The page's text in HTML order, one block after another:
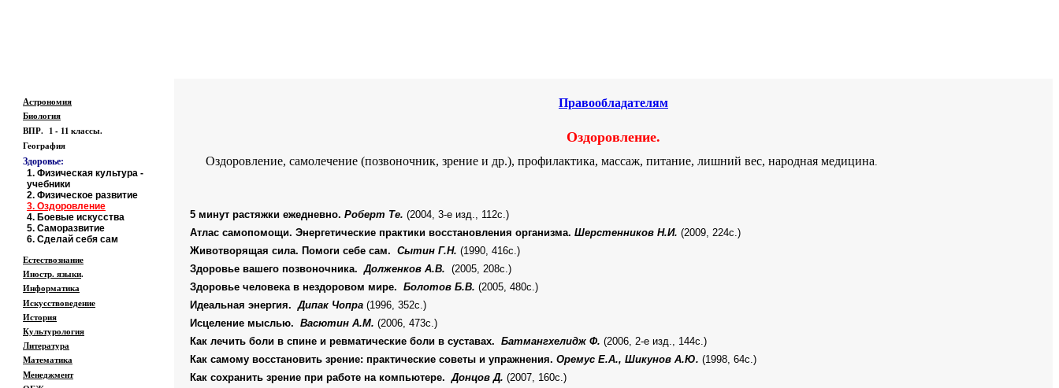
Правообладателям
Оздоровление.
Оздоровление, самолечение (позвоночник, зрение и др.), профилактика, массаж, питание, лишний вес, народная медицина.
5 минут растяжки ежедневно. Роберт Те. (2004, 3-е изд., 112с.)
Атлас самопомощи. Энергетические практики восстановления организма. Шерстенников Н.И. (2009, 224с.)
Животворящая сила. Помоги себе сам. Сытин Г.Н. (1990, 416с.)
Здоровье вашего позвоночника. Долженков А.В. (2005, 208с.)
Здоровье человека в нездоровом мире. Болотов Б.В. (2005, 480с.)
Идеальная энергия.Дипак Чопра (1996, 352с.)
Исцеление мыслью. Васютин А.М. (2006, 473с.)
Как лечить боли в спине и ревматические боли в суставах. Батмангхелидж Ф. (2006, 2-е изд., 144с.)
Как самому восстановить зрение: практические советы и упражнения. Оремус Е.А., Шикунов А.Ю. (1998, 64с.)
Как сохранить зрение при работе на компьютере.Донцов Д. (2007, 160с.)
Астрономия
Биология
ВПР. 1 - 11 классы.
География
Здоровье:
1. Физическая культура -
учебники
2. Физическое развитие
3. Оздоровление
4. Боевые искусства
5. Саморазвитие
6. Сделай себя сам
Естествознание
Иностр. языки.
Информатика
Искусствоведение
История
Культурология
Литература
Математика
Менеджмент